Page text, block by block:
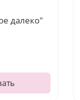
далеко"